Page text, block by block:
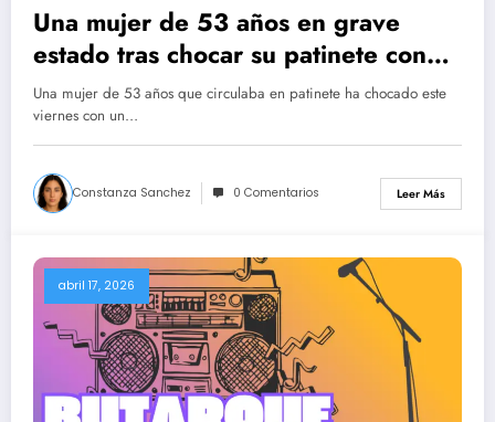
Una mujer de 53 años en grave
estado tras chocar su patinete con
un coche en Aravaca
Una mujer de 53 años que circulaba en patinete ha chocado este
viernes con un…
Constanza Sanchez 0 Comentarios Leer Más
abril 17, 2026